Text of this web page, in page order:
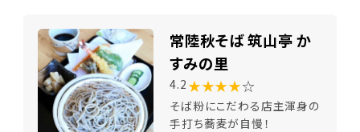
常陸秋そば 筑山亭 か
すみの里
4.2 ★★★★☆
そば粉にこだわる店主渾身の
手打ち蕎麦が自慢！